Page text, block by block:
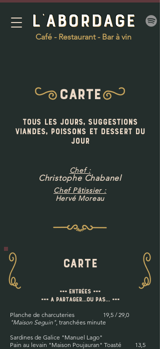
Café - Restaurant - Bar à vin
CARTE
Tous les jours, suggestions
viandes, poissons et dessert du
jour
Chef:
Christophe Chabanel
Chef Pâtissier :
Hervé Moreau
Carte
=== Entrées ===
=== A partager...Ou PAS... ===
Planche de charcuteries 19,5 / 29,0
"Maison Seguin", tranchées minute
Sardines de Galice "Manuel Lago"
Pain au levain "Maison Poujauran" Toasté
13,5